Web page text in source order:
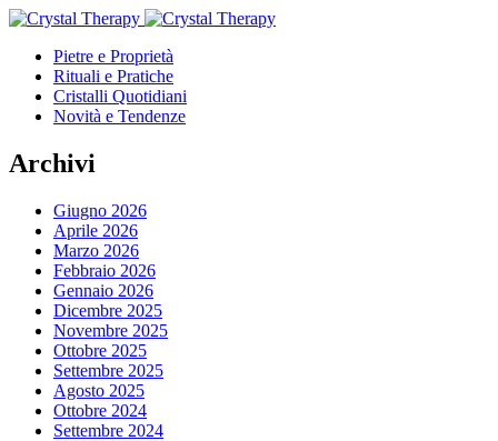
Pietre e Proprietà
Rituali e Pratiche
Cristalli Quotidiani
Novità e Tendenze
Archivi
Giugno 2026
Aprile 2026
Marzo 2026
Febbraio 2026
Gennaio 2026
Dicembre 2025
Novembre 2025
Ottobre 2025
Settembre 2025
Agosto 2025
Ottobre 2024
Settembre 2024